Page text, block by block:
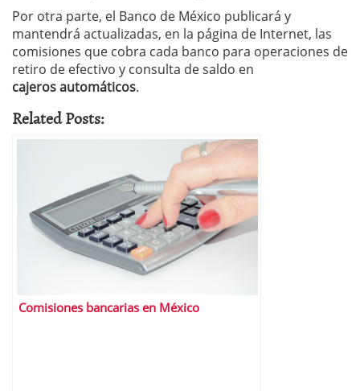
Por otra parte, el Banco de México publicará y
mantendrá actualizadas, en la página de Internet, las
comisiones que cobra cada banco para operaciones de
retiro de efectivo y consulta de saldo en
cajerosautomáticos.
Related Posts:
Comisiones bancarias en México